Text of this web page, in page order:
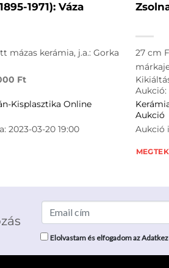
1971): Váza
mázas kerámia, j.a.: Gorka
Ft
Kisplasztika Online
2023-03-20 19:00
27 cm
Aukció:
Aukció
Aukció
Elolvastam és elfogadom az